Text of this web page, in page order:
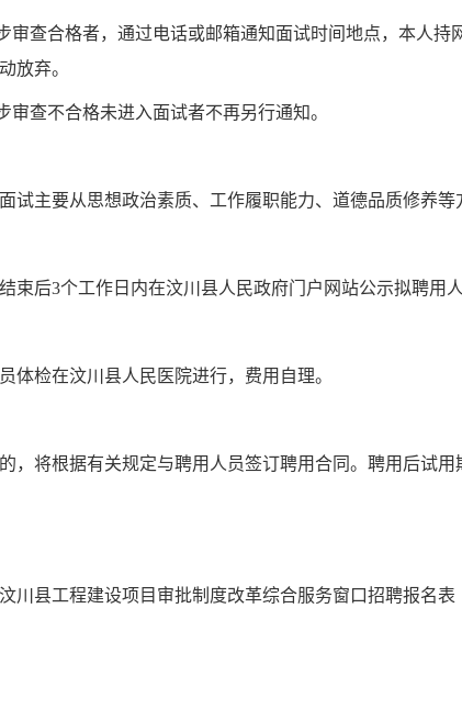
审查合格者，通过电话或邮箱通知面试时间地点，本人
放弃。
审查不合格未进入面试者不再另行通知。
试主要从思想政治素质、工作履职能力、道德品质修养等
束后3个工作日内在汶川县人民政府门户网站公示拟聘用人
体检在汶川县人民医院进行，费用自理。
，将根据有关规定与聘用人员签订聘用合同。聘用后试
川县工程建设项目审批制度改革综合服务窗口招聘报名表